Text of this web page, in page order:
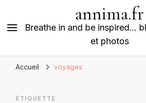
annima.fr
Breathe in and be inspired…
et photos
Accueil voyages
ÉTIQUETTE